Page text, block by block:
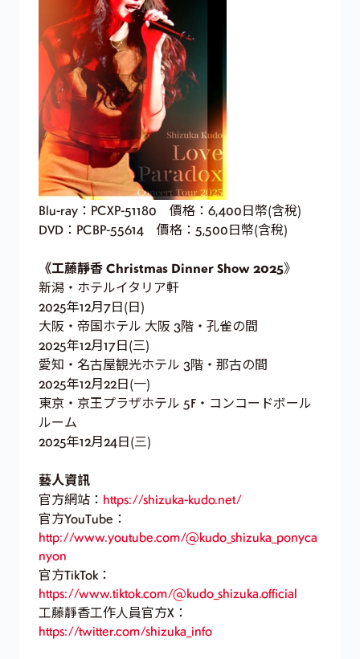
Blu-ray：PCXP-51180 價格：6,400日幣(含稅)
DVD：PCBP-55614 價格：5,500日幣(含稅)
《工藤靜香 Christmas Dinner Show 2025》
新潟・ホテルイタリア軒
2025年12月7日(日)
大阪・帝国ホテル 大阪 3階・孔雀の間
2025年12月17日(三)
愛知・名古屋観光ホテル 3階・那古の間
2025年12月22日(一)
東京・京王プラザホテル 5F・コンコードボール
ルーム
2025年12月24日(三)
藝人資訊
官方網站： https://shizuka-kudo.net/
官方YouTube：
http://www.youtube.com/@kudo_shizuka_ponyca
nyon
官方TikTok：
https://www.tiktok.com/@kudo_shizuka.official
工藤靜香工作人員官方X：
https://twitter.com/shizuka_info